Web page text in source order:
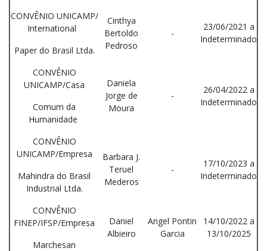
CONVÊNIO UNICAMP/
International
Paper do Brasil Ltda.
Cinthya
Bertoldo
Pedroso
-
23/06/2021 a
Indeterminado
CONVÊNIO
UNICAMP/Casa
Comum da
Humanidade
Daniela
Jorge de
Moura
-
26/04/2022 a
Indeterminado
CONVÊNIO
UNICAMP/Empresa
Mahindra do Brasil
Industrial Ltda.
Barbara J.
Teruel
Mederos
-
17/10/2023 a
Indeterminado
CONVÊNIO
FINEP/IFSP/Empresa
Marchesan
Daniel
Albieiro
Angel Pontin
Garcia
14/10/2022 a
13/10/2025